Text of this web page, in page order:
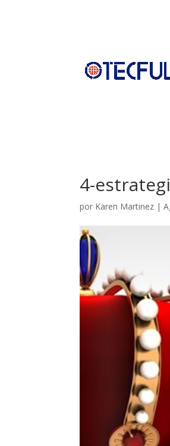
4-
por Karen Martinez |